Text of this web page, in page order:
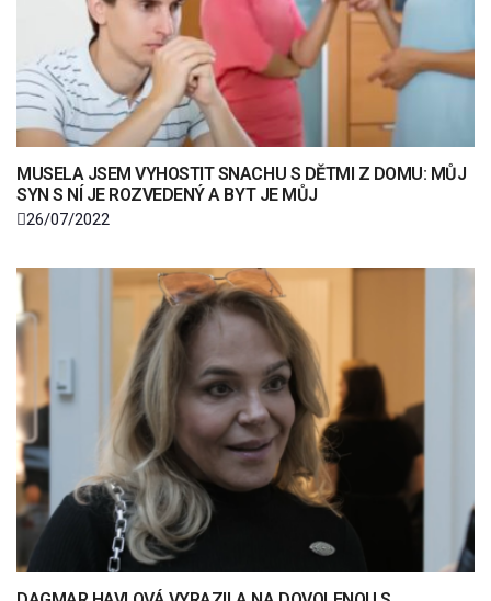
MUSELA JSEM VYHOSTIT SNACHU S DĚTMI Z DOMU: MŮJ
SYN S NÍ JE ROZVEDENÝ A BYT JE MŮJ
26/07/2022